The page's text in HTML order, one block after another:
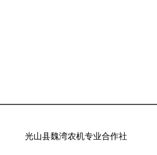
光山县魏湾农机专业合作社